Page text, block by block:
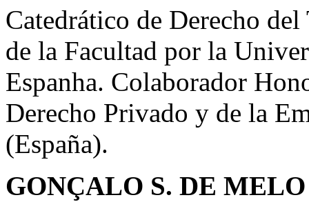
Catedrático de Derecho
de la Facultad por la
Espanha. Colaborador
Derecho Privado y de la
(España).
GONÇALO S. DE